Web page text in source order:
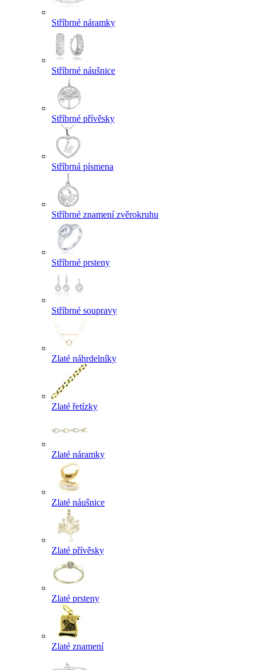
Stříbrné náramky
Stříbrné náušnice
Stříbrné přívěsky
Stříbrná písmena
Stříbrné znamení zvěrokruhu
Stříbrné prsteny
Stříbrné soupravy
Zlaté náhrdelníky
Zlaté řetízky
Zlaté náramky
Zlaté náušnice
Zlaté přívěsky
Zlaté prsteny
Zlaté znamení